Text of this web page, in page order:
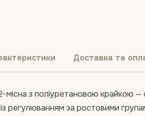
Доставка та
місна з поліуретановою крайкою —
регулюванням за ростовими